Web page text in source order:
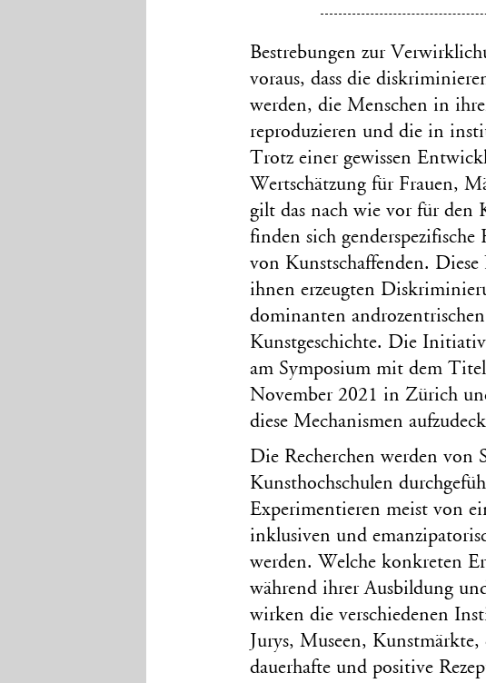
Bestrebungen zur
voraus, dass die
werden, die Menschen in
reproduzieren und die in
Trotz einer gewissen
Wertschätzung für Frauen,
gilt das nach wie vor für den
finden sich
von Kunstschaffenden.
ihnen erzeugten
dominanten
Kunstgeschichte. Die
am Symposium mit dem Titel
November 2021 in Zürich
diese Mechanismen
Die Recherchen werden von
Kunsthochschulen
Experimentieren meist von
inklusiven und
werden. Welche konkreten
während ihrer Ausbildung
wirken die verschiedenen
Jurys, Museen,
dauerhafte und positive